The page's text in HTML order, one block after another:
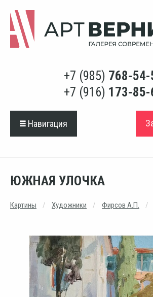
+7 (985) 768-54-
+7 (916) 173-85-
Навигация
ЮЖНАЯ УЛОЧКА
Картины Художники Фирсов А.П.